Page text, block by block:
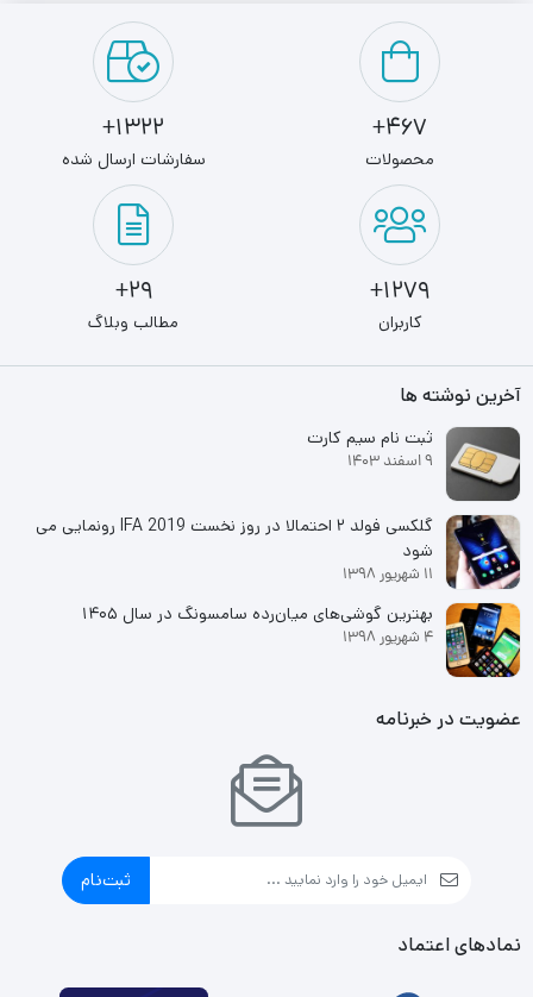
467+
محصولات
1322+
سفارشات ارسال شده
1279+
کاربران
29+
مطالب وبلاگ
آخرین نوشته ها
ثبت نام سیم کارت
9 اسفند 1403
گلکسی فولد ۲ احتمالا در روز نخست IFA 2019 رونمایی می
شود
11 شهریور 1398
بهترین گوشی‌های میان‌رده سامسونگ در سال ۱۴۰۵
4 شهریور 1398
عضویت در خبرنامه
ثبت‌نام
نمادهای اعتماد